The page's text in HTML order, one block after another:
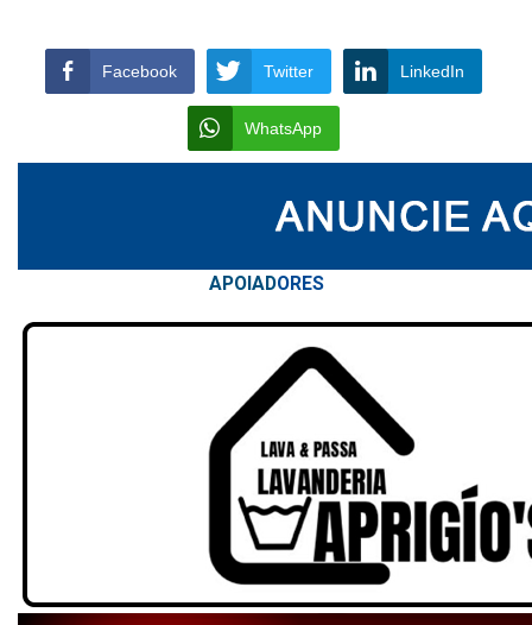
Facebook Twitter LinkedIn
WhatsApp
APOIADORES